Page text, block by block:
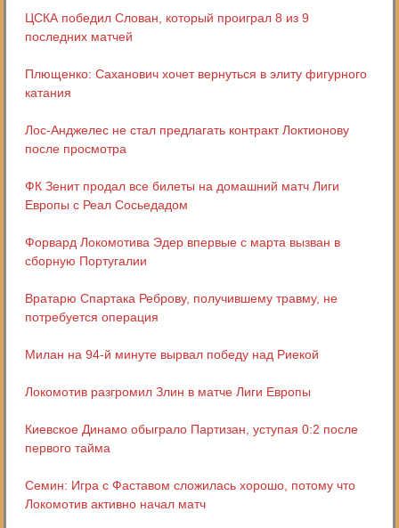
ЦСКА победил Слован, который проиграл 8 из 9
последних матчей
Плющенко: Саханович хочет вернуться в элиту фигурного
катания
Лос-Анджелес не стал предлагать контракт Локтионову
после просмотра
ФК Зенит продал все билеты на домашний матч Лиги
Европы с Реал Сосьедадом
Форвард Локомотива Эдер впервые с марта вызван в
сборную Португалии
Вратарю Спартака Реброву, получившему травму, не
потребуется операция
Милан на 94-й минуте вырвал победу над Риекой
Локомотив разгромил Злин в матче Лиги Европы
Киевское Динамо обыграло Партизан, уступая 0:2 после
первого тайма
Семин: Игра с Фаставом сложилась хорошо, потому что
Локомотив активно начал матч